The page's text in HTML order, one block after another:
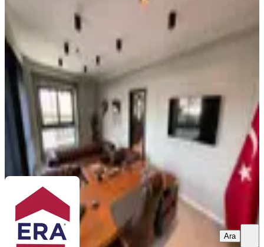
Lise Caddesi Hazır Kurulu Düzen
Devren Satılık Ofis İşyeri
Merkezefendi, Altıntop Mahallesi
3 Oda · Düz Giriş (Zemin)
500.000 ₺
ERA RÖNESANS GAYRİMENKUL Erkan Bursalı
Ara